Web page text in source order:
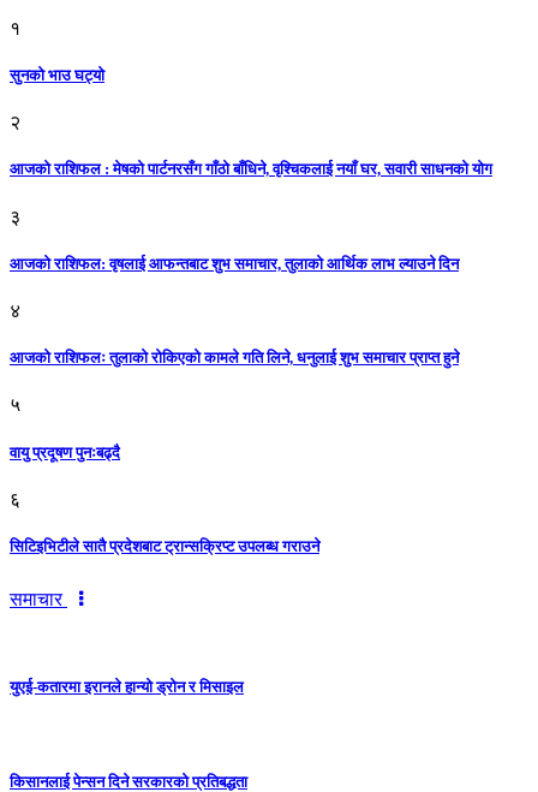
१
सुनको भाउ घट्याे
२
आजको राशिफल : मेषको पार्टनरसँग गाँठो बाँधिने, वृश्चिकलाई नयाँ घर, सवारी साधनकाे याेग
३
आजकाे राशिफल: वृषलाई आफन्तबाट शुभ समाचार, तुलाकाे आर्थिक लाभ ल्याउने दिन
४
आजको राशिफलः तुलाकाे रोकिएको कामले गति लिने, धनुलाई शुभ समाचार प्राप्त हुने
५
वायु प्रदूषण पुनःबढ्दै
६
सिटिइभिटीले सातै प्रदेशबाट ट्रान्सक्रिप्ट उपलब्ध गराउने
समाचार
युएई-कतारमा इरानले हान्यो ड्रोन र मिसाइल
किसानलाई पेन्सन दिने सरकारको प्रतिबद्धता